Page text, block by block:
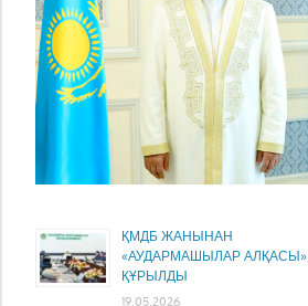
ҚМДБ ЖАНЫНАН
«АУДАРМАШЫЛАР АЛҚАСЫ»
ҚҰРЫЛДЫ
19.05.2026